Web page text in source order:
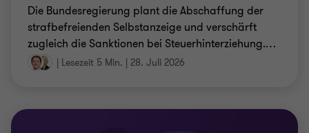
Die Bundesregierung plant die Abschaffung der
strafbefreienden Selbstanzeige und verschärft
zugleich die Sanktionen bei Steuerhinterziehung.…
| Lesezeit 5 Min. | 28. Juli 2026